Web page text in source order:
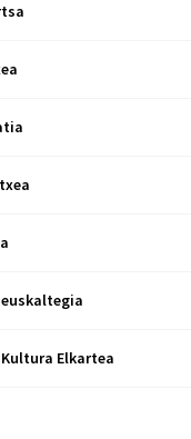
Elkartea